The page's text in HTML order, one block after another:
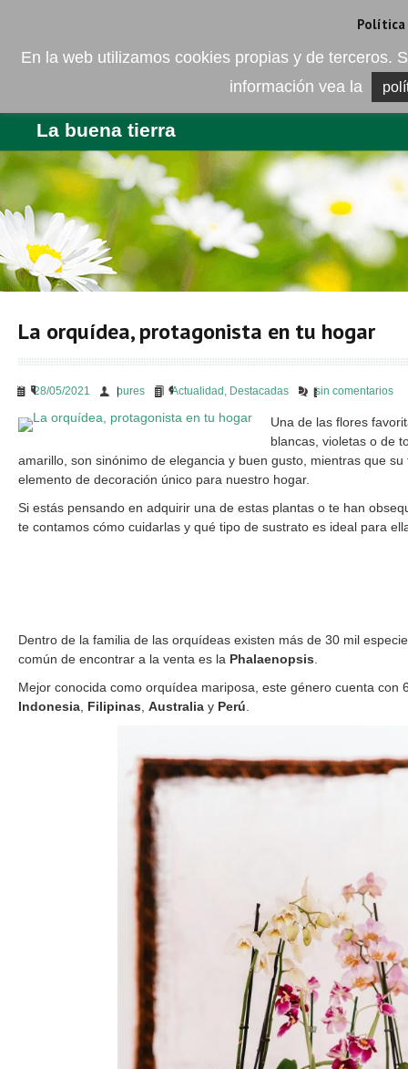
La buena tierra
EMPRESA PRODUCTOS
La orquídea, protagonista en tu hogar
28/05/2021 bures Actualidad , Destacadas sin comentarios
Una de las flores
blancas, violetas o de
amarillo, son sinónimo de elegancia y buen gusto, mientras que
elemento de decoración único para nuestro hogar.
Si estás pensando en adquirir una de estas plantas o te han
te contamos cómo cuidarlas y qué tipo de sustrato es ideal para
Dentro de la familia de las orquídeas existen más de 30 mil
común de encontrar a la venta es la Phalaenopsis
Mejor conocida como orquídea mariposa, este género cuenta con
Indonesia Filipinas Australia y Perú
Política
En la web utilizamos cookies propias y de terceros.
información vea la